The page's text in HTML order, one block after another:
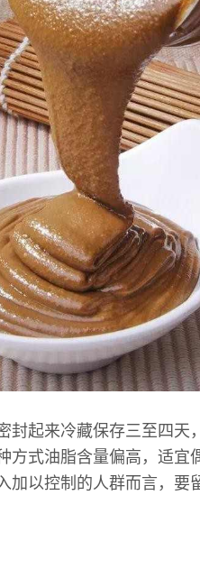
封起来冷藏保存三至四天
方式油脂含量偏高，适宜
以控制的人群而言，要